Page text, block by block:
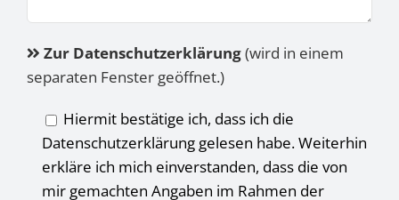
Zur Datenschutzerklärung(wird in einem
separaten Fenster geöffnet.)
Hiermit bestätige ich, dass ich die
Datenschutzerklärung gelesen habe. Weiterhin
erkläre ich mich einverstanden, dass die von
mir gemachten Angaben im Rahmen der